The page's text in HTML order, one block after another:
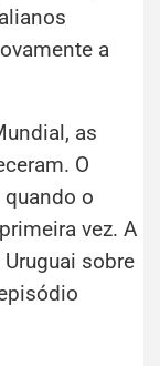
a
as
O
o
vez. A
sobre